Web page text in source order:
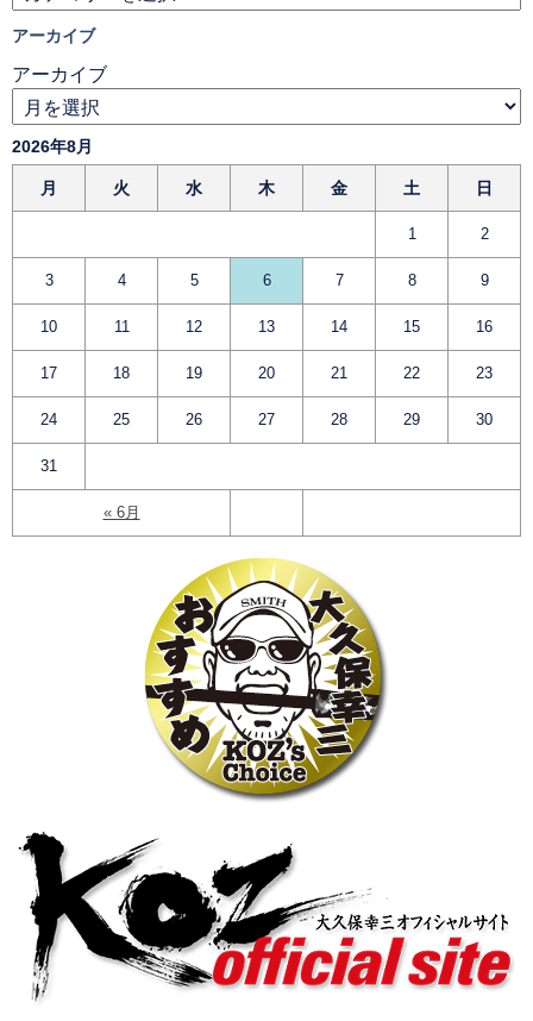
アーカイブ
アーカイブ
2026年8月
月 火 水 木 金 土 日
« 6月
1 2
3 4 5 6 7 8 9
10 11 12 13 14 15 16
17 18 19 20 21 22 23
24 25 26 27 28 29 30
31